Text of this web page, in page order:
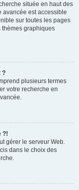
située en haut des
avancée est accessible
sur toutes les pages
thèmes graphiques
?
plusieurs termes
votre recherche en
?!
gérer le serveur Web.
dans le choix des